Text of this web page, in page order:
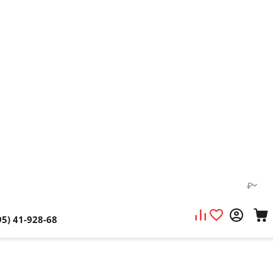
₽
41-928-68